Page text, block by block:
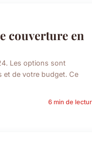
couverture en
Les options sont
et de votre budget. Ce
6 min de